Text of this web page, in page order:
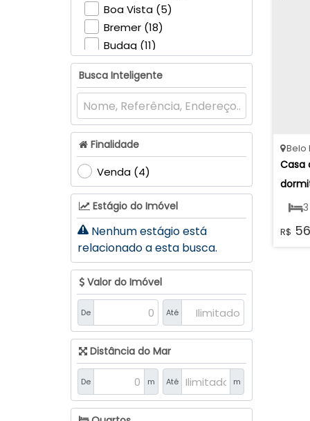
Boa Vista (5)
Bremer (18)
Budag (11)
Canoas (11)
Canta Galo (22)
Centro (13)
Eugênio Schneider (14)
Fundo Canoas (15)
Jardim América (10)
Laranjeiras (18)
Navegantes (4)
Pamplona (7)
Progresso (12)
Rainha (3)
Santana (23)
Sumaré (31)
Taboão (18)
Valada Itoupava (4)
Lontras (10)
Centro (4)
Firma Rauh (1)
Jardim Primavera (2)
Busca Inteligente
Finalidade
Venda (4)
Estágio do Imóvel
Nenhum estágio está
relacionado a esta busca.
Valor do Imóvel
De Até
Distância do Mar
De m Até m
Casa
R$
Belo
3
1